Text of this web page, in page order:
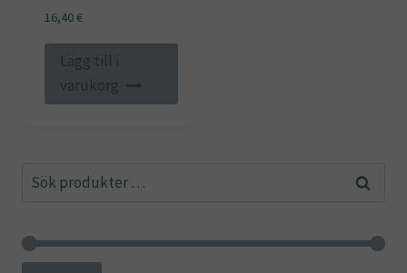
16,40€
Lägg till i
varukorg
Sök
Sök